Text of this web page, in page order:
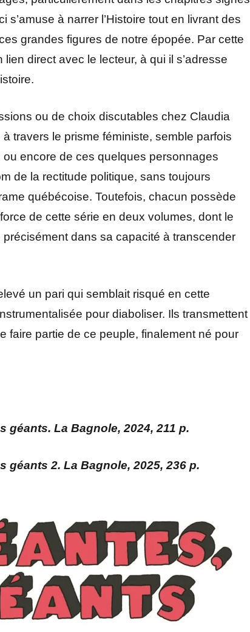
s’amuse à narrer l’Histoire tout en livrant des
grandes figures de notre épopée. Par cette
direct avec le lecteur, à qui il s’adresse
ou de choix discutables chez Claudia
travers le prisme féministe, semble parfois
encore de ces quelques personnages
de la rectitude politique, sans toujours
québécoise. Toutefois, chacun possède
de cette série en deux volumes, dont le
dans sa capacité à transcender
un pari qui semblait risqué en cette
pour diaboliser. Ils transmettent
faire partie de ce peuple, finalement né pour
géants. La Bagnole, 2024, 211 p.
géants 2. La Bagnole, 2025, 236 p.